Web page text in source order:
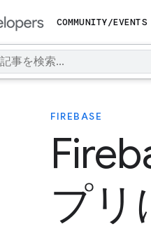
COMMUNITY/EVENTS
FIREBASE
プリ